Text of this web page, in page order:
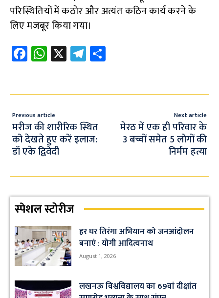
परिस्थितियों में कठोर और अत्यंत कठिन कार्य करने के
लिए मजबूर किया गया।
Fa
ce
o
o
k
W
h
s
A
p
p
X Te
le
a
m
e
Previous article
मरीज की शारीरिक स्थित
को देखते हुए करें इलाज:
डॉ एके द्विवेदी
Next article
मेरठ में एक ही परिवार के
3 बच्चों समेत 5 लोगों की
निर्मम हत्या
स्पेशल स्टोरीज
हर घर तिरंगा अभियान को जनआंदोलन
बनाएं : योगी आदित्यनाथ
August 1, 2026
लखनऊ विश्वविद्यालय का 69वां दीक्षांत